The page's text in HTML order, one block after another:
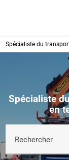
Spécialiste du
Spécialiste
en
Rechercher